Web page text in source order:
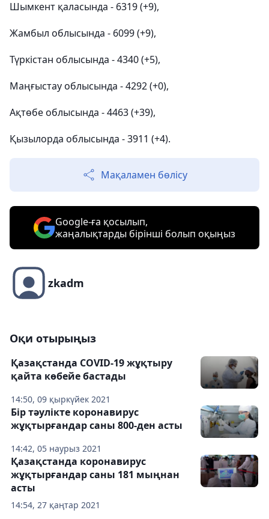
Шымкент қаласында - 6319 (+9),
Жамбыл облысында - 6099 (+9),
Түркістан облысында - 4340 (+5),
Маңғыстау облысында - 4292 (+0),
Ақтөбе облысында - 4463 (+39),
Қызылорда облысында - 3911 (+4).
Мақаламен бөлісу
Google-ға қосылып,
жаңалықтарды бірінші болып оқыңыз
zkadm
Оқи отырыңыз
14:50, 09 қыркүйек 2021
Қазақстанда COVID-19 жұқтыру
қайта көбейе бастады
14:42, 05 наурыз 2021
Бір тәулікте коронавирус
жұқтырғандар саны 800-ден асты
14:54, 27 қаңтар 2021
Қазақстанда коронавирус
жұқтырғандар саны 181 мыңнан
асты